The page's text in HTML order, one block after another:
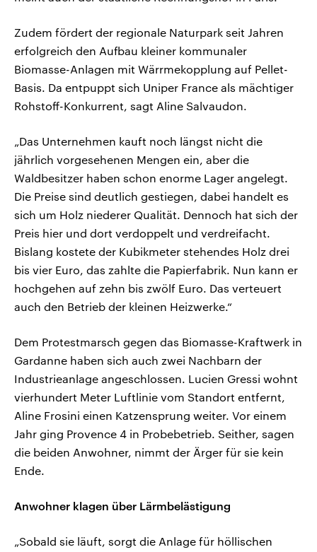
Zudem fördert der regionale Naturpark seit Jahren
erfolgreich den Aufbau kleiner kommunaler
Biomasse-Anlagen mit Wärrmekopplung auf Pellet-
Basis. Da entpuppt sich Uniper France als mächtiger
Rohstoff-Konkurrent, sagt Aline Salvaudon.
„Das Unternehmen kauft noch längst nicht die
jährlich vorgesehenen Mengen ein, aber die
Waldbesitzer haben schon enorme Lager angelegt.
Die Preise sind deutlich gestiegen, dabei handelt es
sich um Holz niederer Qualität. Dennoch hat sich der
Preis hier und dort verdoppelt und verdreifacht.
Bislang kostete der Kubikmeter stehendes Holz drei
bis vier Euro, das zahlte die Papierfabrik. Nun kann er
hochgehen auf zehn bis zwölf Euro. Das verteuert
auch den Betrieb der kleinen Heizwerke.“
Dem Protestmarsch gegen das Biomasse-Kraftwerk in
Gardanne haben sich auch zwei Nachbarn der
Industrieanlage angeschlossen. Lucien Gressi wohnt
vierhundert Meter Luftlinie vom Standort entfernt,
Aline Frosini einen Katzensprung weiter. Vor einem
Jahr ging Provence 4 in Probebetrieb. Seither, sagen
die beiden Anwohner, nimmt der Ärger für sie kein
Ende.
Anwohner klagen über Lärmbelästigung
„Sobald sie läuft, sorgt die Anlage für höllischen